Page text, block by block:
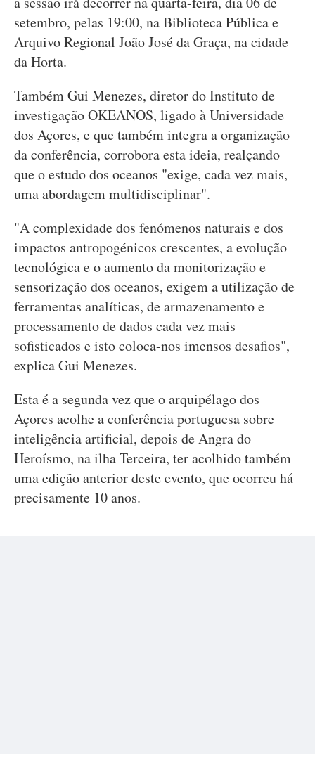
setembro, pelas 19:00, na Biblioteca Pública e
Arquivo Regional João José da Graça, na cidade
da Horta.
Também Gui Menezes, diretor do Instituto de
investigação OKEANOS, ligado à Universidade
dos Açores, e que também integra a organização
da conferência, corrobora esta ideia, realçando
que o estudo dos oceanos "exige, cada vez mais,
uma abordagem multidisciplinar".
"A complexidade dos fenómenos naturais e dos
impactos antropogénicos crescentes, a evolução
tecnológica e o aumento da monitorização e
sensorização dos oceanos, exigem a utilização de
ferramentas analíticas, de armazenamento e
processamento de dados cada vez mais
sofisticados e isto coloca-nos imensos desafios",
explica Gui Menezes.
Esta é a segunda vez que o arquipélago dos
Açores acolhe a conferência portuguesa sobre
inteligência artificial, depois de Angra do
Heroísmo, na ilha Terceira, ter acolhido também
uma edição anterior deste evento, que ocorreu há
precisamente 10 anos.